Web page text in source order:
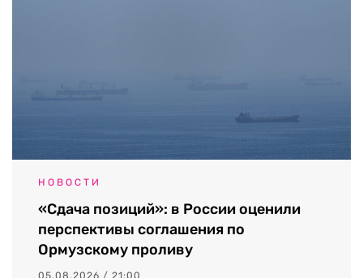
НОВОСТИ
«Сдача позиций»: в России оценили
перспективы соглашения по
Ормузскому проливу
05.08.2026 / 21:00